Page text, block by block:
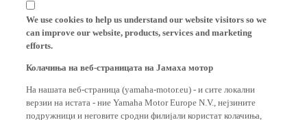
We use cookies to help us understand our website visitors so we
can improve our website, products, services and marketing
efforts.
Колачиња на веб-страницата на Јамаха мотор
На нашата веб-страница (yamaha-motor.eu) - и сите локални
верзии на истата - ние Yamaha Motor Europe N.V., нејзините
подружници и неговите сродни филијали користат колачиња,